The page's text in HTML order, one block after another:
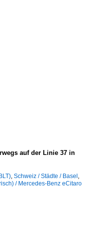
auf der Linie 37 in
, Schweiz / Städte / Basel ,
/ Mercedes-Benz eCitaro